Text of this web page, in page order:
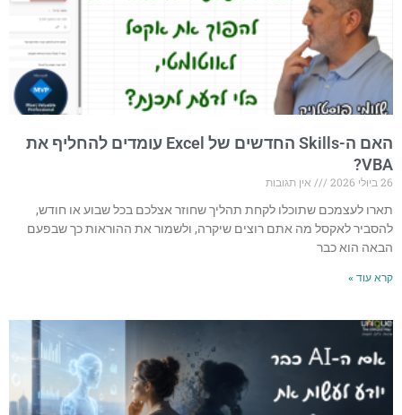
האם ה-Skills החדשים של Excel עומדים להחליף את
VBA?
26 ביולי 2026
אין תגובות
תארו לעצמכם שתוכלו לקחת תהליך שחוזר אצלכם בכל שבוע או חודש,
להסביר לאקסל מה אתם רוצים שיקרה, ולשמור את ההוראות כך שבפעם
הבאה הוא כבר
קרא עוד »